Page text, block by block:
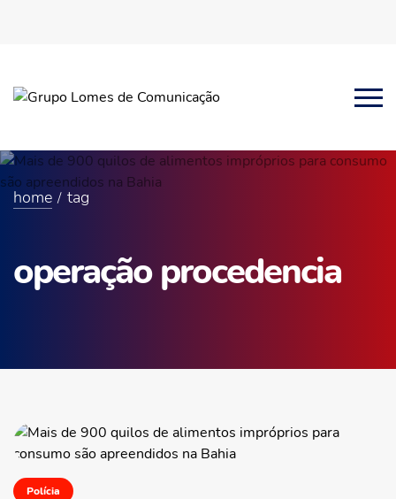
home tag
operação procedencia
Polícia